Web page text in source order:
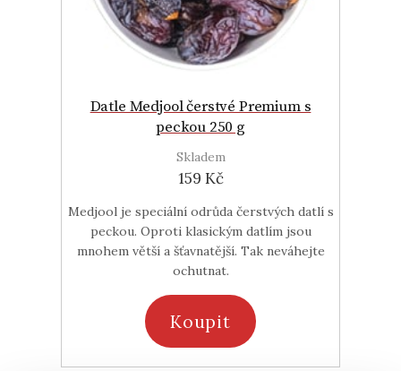
Datle Medjool čerstvé Premium s
peckou 250 g
Skladem
159 Kč
Medjool je speciální odrůda čerstvých datlí s
peckou. Oproti klasickým datlím jsou
mnohem větší a šťavnatější. Tak neváhejte
ochutnat.
Koupit